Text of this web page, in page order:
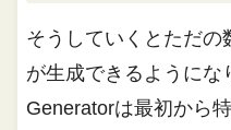
そうしていくとただの
が生成できるように
Generatorは最初から